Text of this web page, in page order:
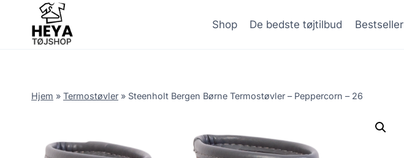
content
Shop De bedste tøjtilbud Bestseller
Hjem » Termostøvler » Steenholt Bergen Børne Termostøvler – Peppercorn – 26